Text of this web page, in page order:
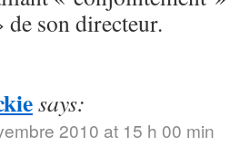
son directeur.
says:
2010 at 15 h 00 min